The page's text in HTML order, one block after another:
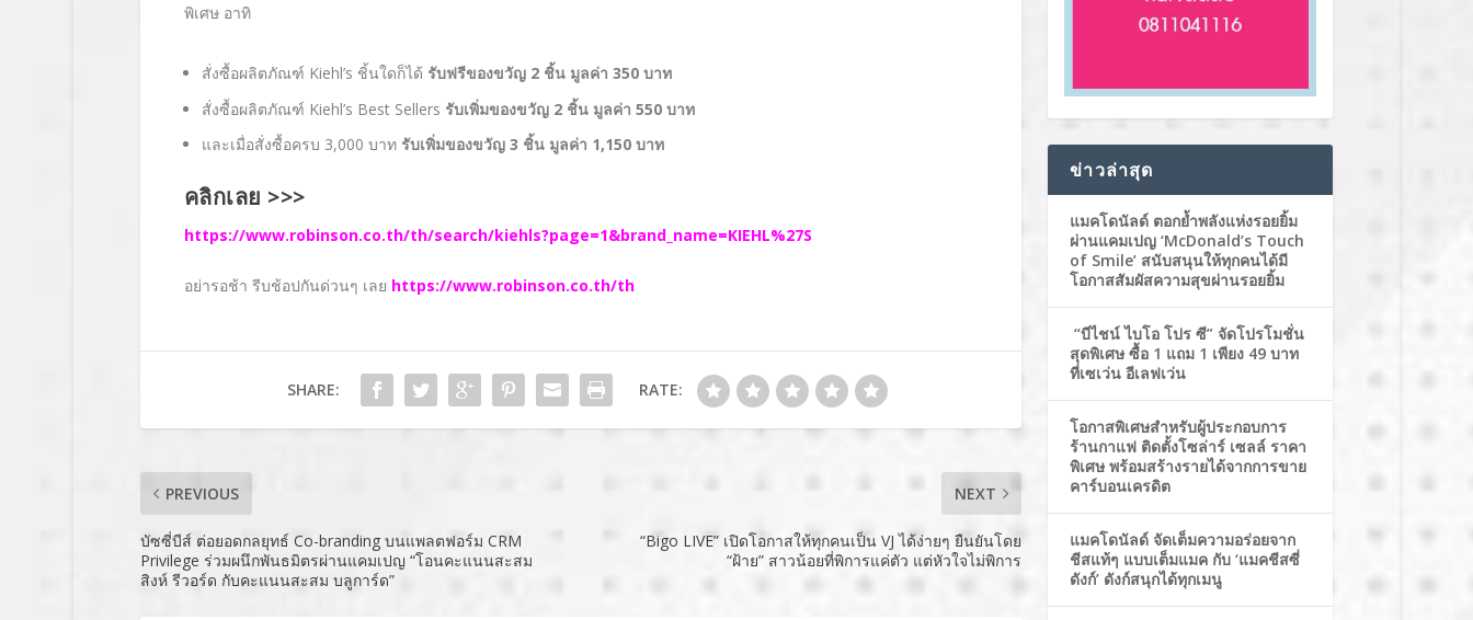
พิเศษ อาทิ
สั่งซื้อผลิตภัณฑ์ Kiehl’s ชิ้นใดก็ได้ รับฟรีของขวัญ 2ชิ้น มูลค่า 350 บาท
สั่งซื้อผลิตภัณฑ์ Kiehl’s Best Sellers รับเพิ่มของขวัญ 2ชิ้น มูลค่า 550 บาท
และเมื่อสั่งซื้อครบ 3,000 บาท รับเพิ่มของขวัญ 3 ชิ้น มูลค่า 1,150 บาท
คลิกเลย >>>
https://www.robinson.co.th/th/search/kiehls?page=1&brand_name=KIEHL%27S
อย่ารอช้า รีบช้อปกันด่วนๆ เลย https://www.robinson.co.th/th
SHARE: RATE:
PREVIOUS
บัซซี่บีส์ ต่อยอดกลยุทธ์ Co-branding บนแพลตฟอร์ม CRM
Privilege ร่วมผนึกพันธมิตรผ่านแคมเปญ “โอนคะแนนสะสม
สิงห์ รีวอร์ด กับคะแนนสะสม บลูการ์ด”
NEXT
“Bigo LIVE” เปิดโอกาสให้ทุกคนเป็น VJ ได้ง่ายๆ ยืนยันโดย
“ฝ้าย” สาวน้อยที่พิการแค่ตัว แต่หัวใจไม่พิการ
ข่าวล่าสุด
แมคโดนัลด์ ตอกย้ำพลังแห่งรอยยิ้ม
ผ่านแคมเปญ ‘McDonald’s Touch
of Smile’ สนับสนุนให้ทุกคนได้มี
โอกาสสัมผัสความสุขผ่านรอยยิ้ม
“บีไชน์ ไบโอ โปร ซี” จัดโปรโมชั่น
สุดพิเศษ ซื้อ 1 แถม 1 เพียง 49 บาท
ที่เซเว่น อีเลฟเว่น
โอกาสพิเศษสำหรับผู้ประกอบการ
ร้านกาแฟ ติดตั้งโซล่าร์ เซลล์ ราคา
พิเศษ พร้อมสร้างรายได้จากการขาย
คาร์บอนเครดิต
แมคโดนัลด์ จัดเต็มความอร่อยจาก
ชีสแท้ๆ แบบเต็มแมค กับ ‘แมคชีสซี่
ดังก์’ ดังก์สนุกได้ทุกเมนู